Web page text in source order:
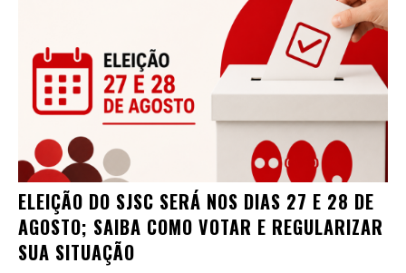
ELEIÇÃO DO SJSC SERÁ NOS DIAS 27 E 28 DE
AGOSTO; SAIBA COMO VOTAR E REGULARIZAR
SUA SITUAÇÃO